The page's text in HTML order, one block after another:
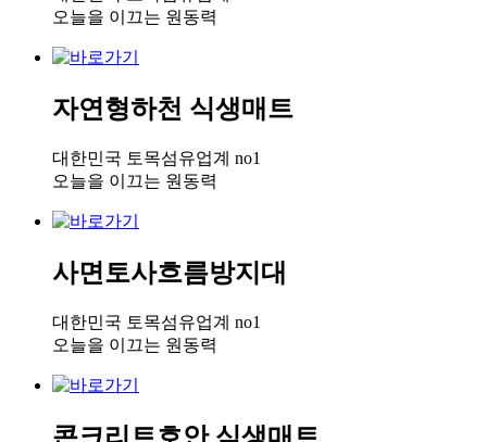
오늘을 이끄는 원동력
자연형하천 식생매트
대한민국 토목섬유업계 no1
오늘을 이끄는 원동력
사면토사흐름방지대
대한민국 토목섬유업계 no1
오늘을 이끄는 원동력